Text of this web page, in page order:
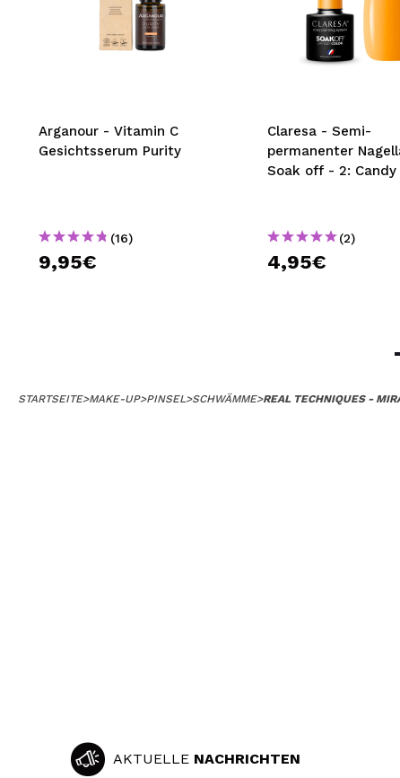
Arganour - Vitamin C
Gesichtsserum Purity
(16)
9,95€
Claresa - Semi-
permanenter
Soak off - 2: Candy
(2)
4,95€
STARTSEITE>MAKE-UP>PINSEL>SCHWÄMME>REAL TECHNIQUES -
AKTUELLE NACHRICHTEN